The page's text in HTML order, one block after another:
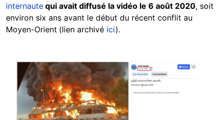
internaute qui avait diffusé la vidéo le 6 août 2020, soit
environ six ans avant le début du récent conflit au
Moyen-Orient (lien archivé ici).
Image